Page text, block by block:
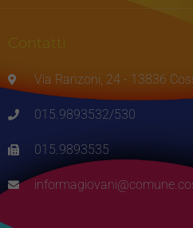
Contatti
Via Ranzoni, 24 - 13836
015.9893532/530
015.9893535